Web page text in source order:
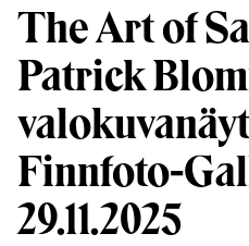
The Art of
Patrick
Finnfoto-
29.11.2025